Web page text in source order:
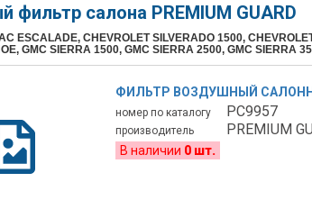
фильтр салона PREMIUM GUARD
ESCALADE, CHEVROLET SILVERADO 1500,
GMC SIERRA 1500, GMC SIERRA 2500, GMC SIERRA
ФИЛЬТР ВОЗДУШНЫЙ
номер по каталогу PC9957
производитель PREMIUM
В наличии 0 шт.